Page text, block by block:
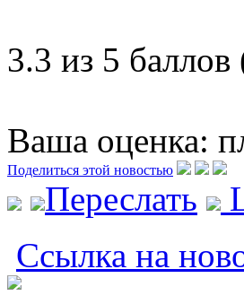
3.3 из 5 баллов
Ваша оценка:
Поделиться этой новостью
Переслать
Ссылка на